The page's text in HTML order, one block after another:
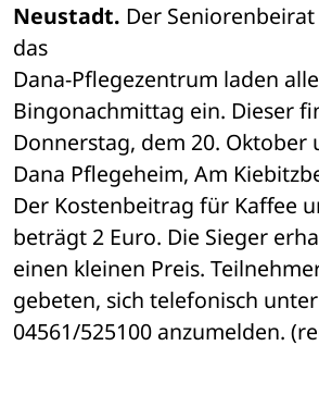
Neustadt. Der
das
Dana-Pflegezentrum laden
Bingonachmittag ein. Dieser
Donnerstag, dem 20. Oktober
Dana Pflegeheim, Am
Der Kostenbeitrag für Kaffee
beträgt 2 Euro. Die Sieger
einen kleinen Preis.
gebeten, sich telefonisch unter
04561/525100 anzumelden.